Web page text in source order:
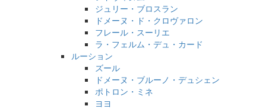
ジュリー・ブロスラン
ドメーヌ・ド・クロヴァロン
フレール・スーリエ
ラ・フェルム・デュ・カード
ルーション
ズール
ドメーヌ・ブルーノ・デュシェン
ポトロン・ミネ
ヨヨ